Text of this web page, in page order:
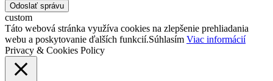
Odoslať správu
custom
Táto webová stránka využíva cookies na zlepšenie prehliadania
webu a poskytovanie ďalších funkcií.Súhlasím Viac informácií
Privacy & Cookies Policy